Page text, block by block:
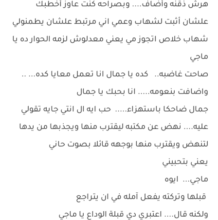
هرش ذقنه وأضاف.... وبصراحه كنت عاوز أخطبك
علشان أثبت لشهاب وعمي اني مرتبط علشان يطمنولي
شهاب خلاص اتجوز مي يعني معدلوش لزمه الحوار ده يا
ماجي
صاحت غاضبه.. كده يا جمال انا تعمل معايا كده... ..
واضافت بنعومه..... انا بحبك يا جمال
جمال ضاحكا باستهزاء..... حب ايه ال انتي جايه تقولي
عليه.... نهض عن مكتبه ليقترب منها ويجذبها من يدها
لتنهض ويقترب منها بوجهه قائلا بصوت حاني
يعني بتحبيني
ماجي... ايوه
قبلها وتركته يفعل آمله في ان يتراجع
ولكنه قال.... اعتبري دي قبلة الوداع يا ماجي